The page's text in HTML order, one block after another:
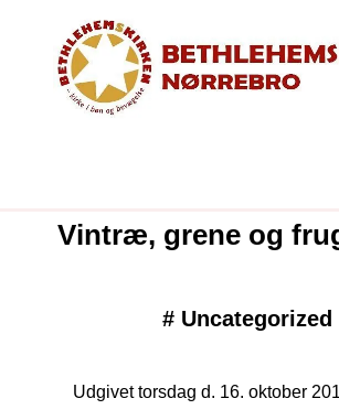
Vintræ, grene og
# Uncategorized
Udgivet torsdag d. 16. oktober